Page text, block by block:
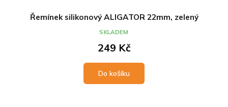
Řemínek silikonový ALIGATOR 22mm, zelený
249 Kč
Do košíku
SKLADEM